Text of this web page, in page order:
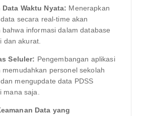
Data Waktu Nyata: Menerapkan
secara real-time akan
bahwa informasi dalam database
dan akurat.
Seluler: Pengembangan aplikasi
memudahkan personel sekolah
mengupdate data PDSS
mana saja.
Data yang